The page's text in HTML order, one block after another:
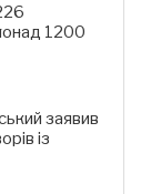
1200
заявив
із